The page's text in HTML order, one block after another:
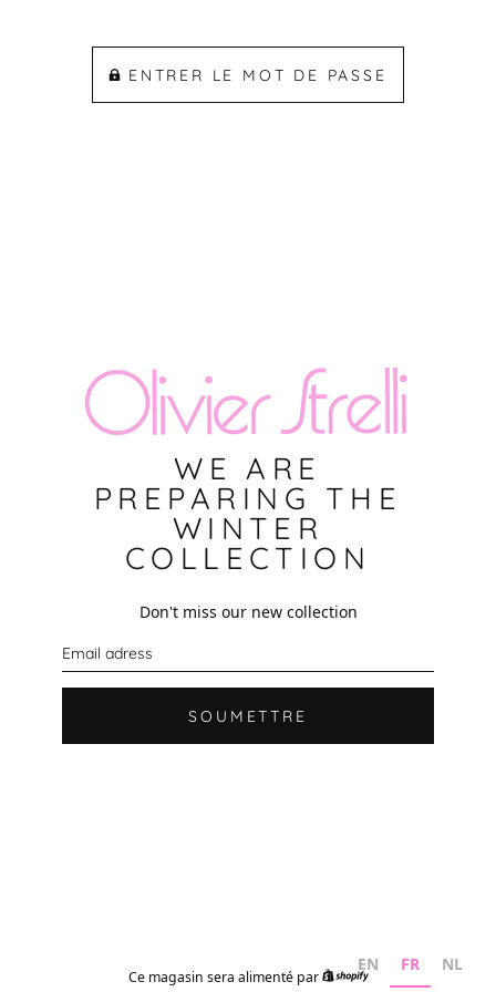
ENTRER LE MOT DE PASSE
WE ARE
PREPARING THE
WINTER
COLLECTION
Don't miss our new collection
u
r
i
l
SOUMETTRE
Ce magasin sera alimenté par
Shopify
EN FR NL